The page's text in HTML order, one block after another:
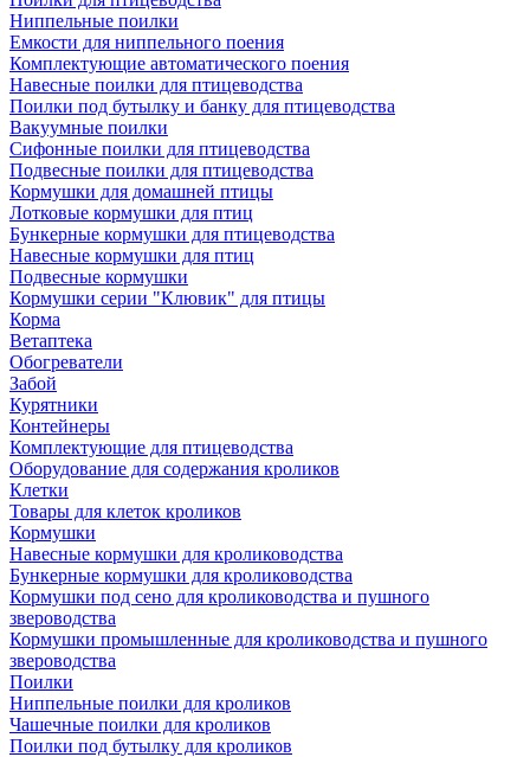
Ниппельные поилки
Емкости для ниппельного поения
Комплектующие автоматического поения
Навесные поилки для птицеводства
Поилки под бутылку и банку для птицеводства
Вакуумные поилки
Сифонные поилки для птицеводства
Подвесные поилки для птицеводства
Кормушки для домашней птицы
Лотковые кормушки для птиц
Бункерные кормушки для птицеводства
Навесные кормушки для птиц
Подвесные кормушки
Кормушки серии "Клювик" для птицы
Корма
Ветаптека
Обогреватели
Забой
Курятники
Контейнеры
Комплектующие для птицеводства
Оборудование для содержания кроликов
Клетки
Товары для клеток кроликов
Кормушки
Навесные кормушки для кролиководства
Бункерные кормушки для кролиководства
Кормушки под сено для кролиководства и пушного
звероводства
Кормушки промышленные для кролиководства и пушного
звероводства
Поилки
Ниппельные поилки для кроликов
Чашечные поилки для кроликов
Поилки под бутылку для кроликов